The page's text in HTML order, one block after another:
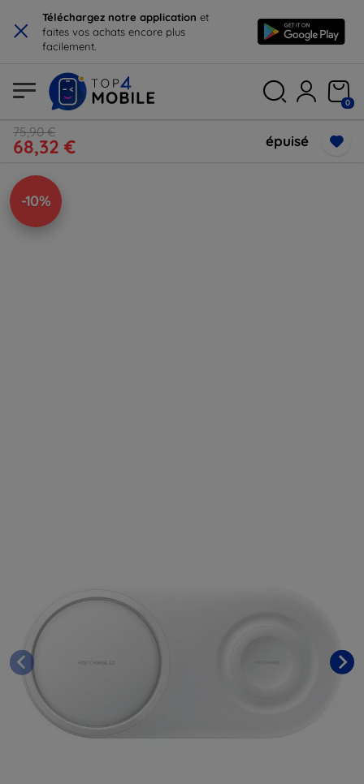
× Téléchargez notre application et
faites vos achats encore plus
facilement.
0
75,90 €
68,32 € épuisé
-10%